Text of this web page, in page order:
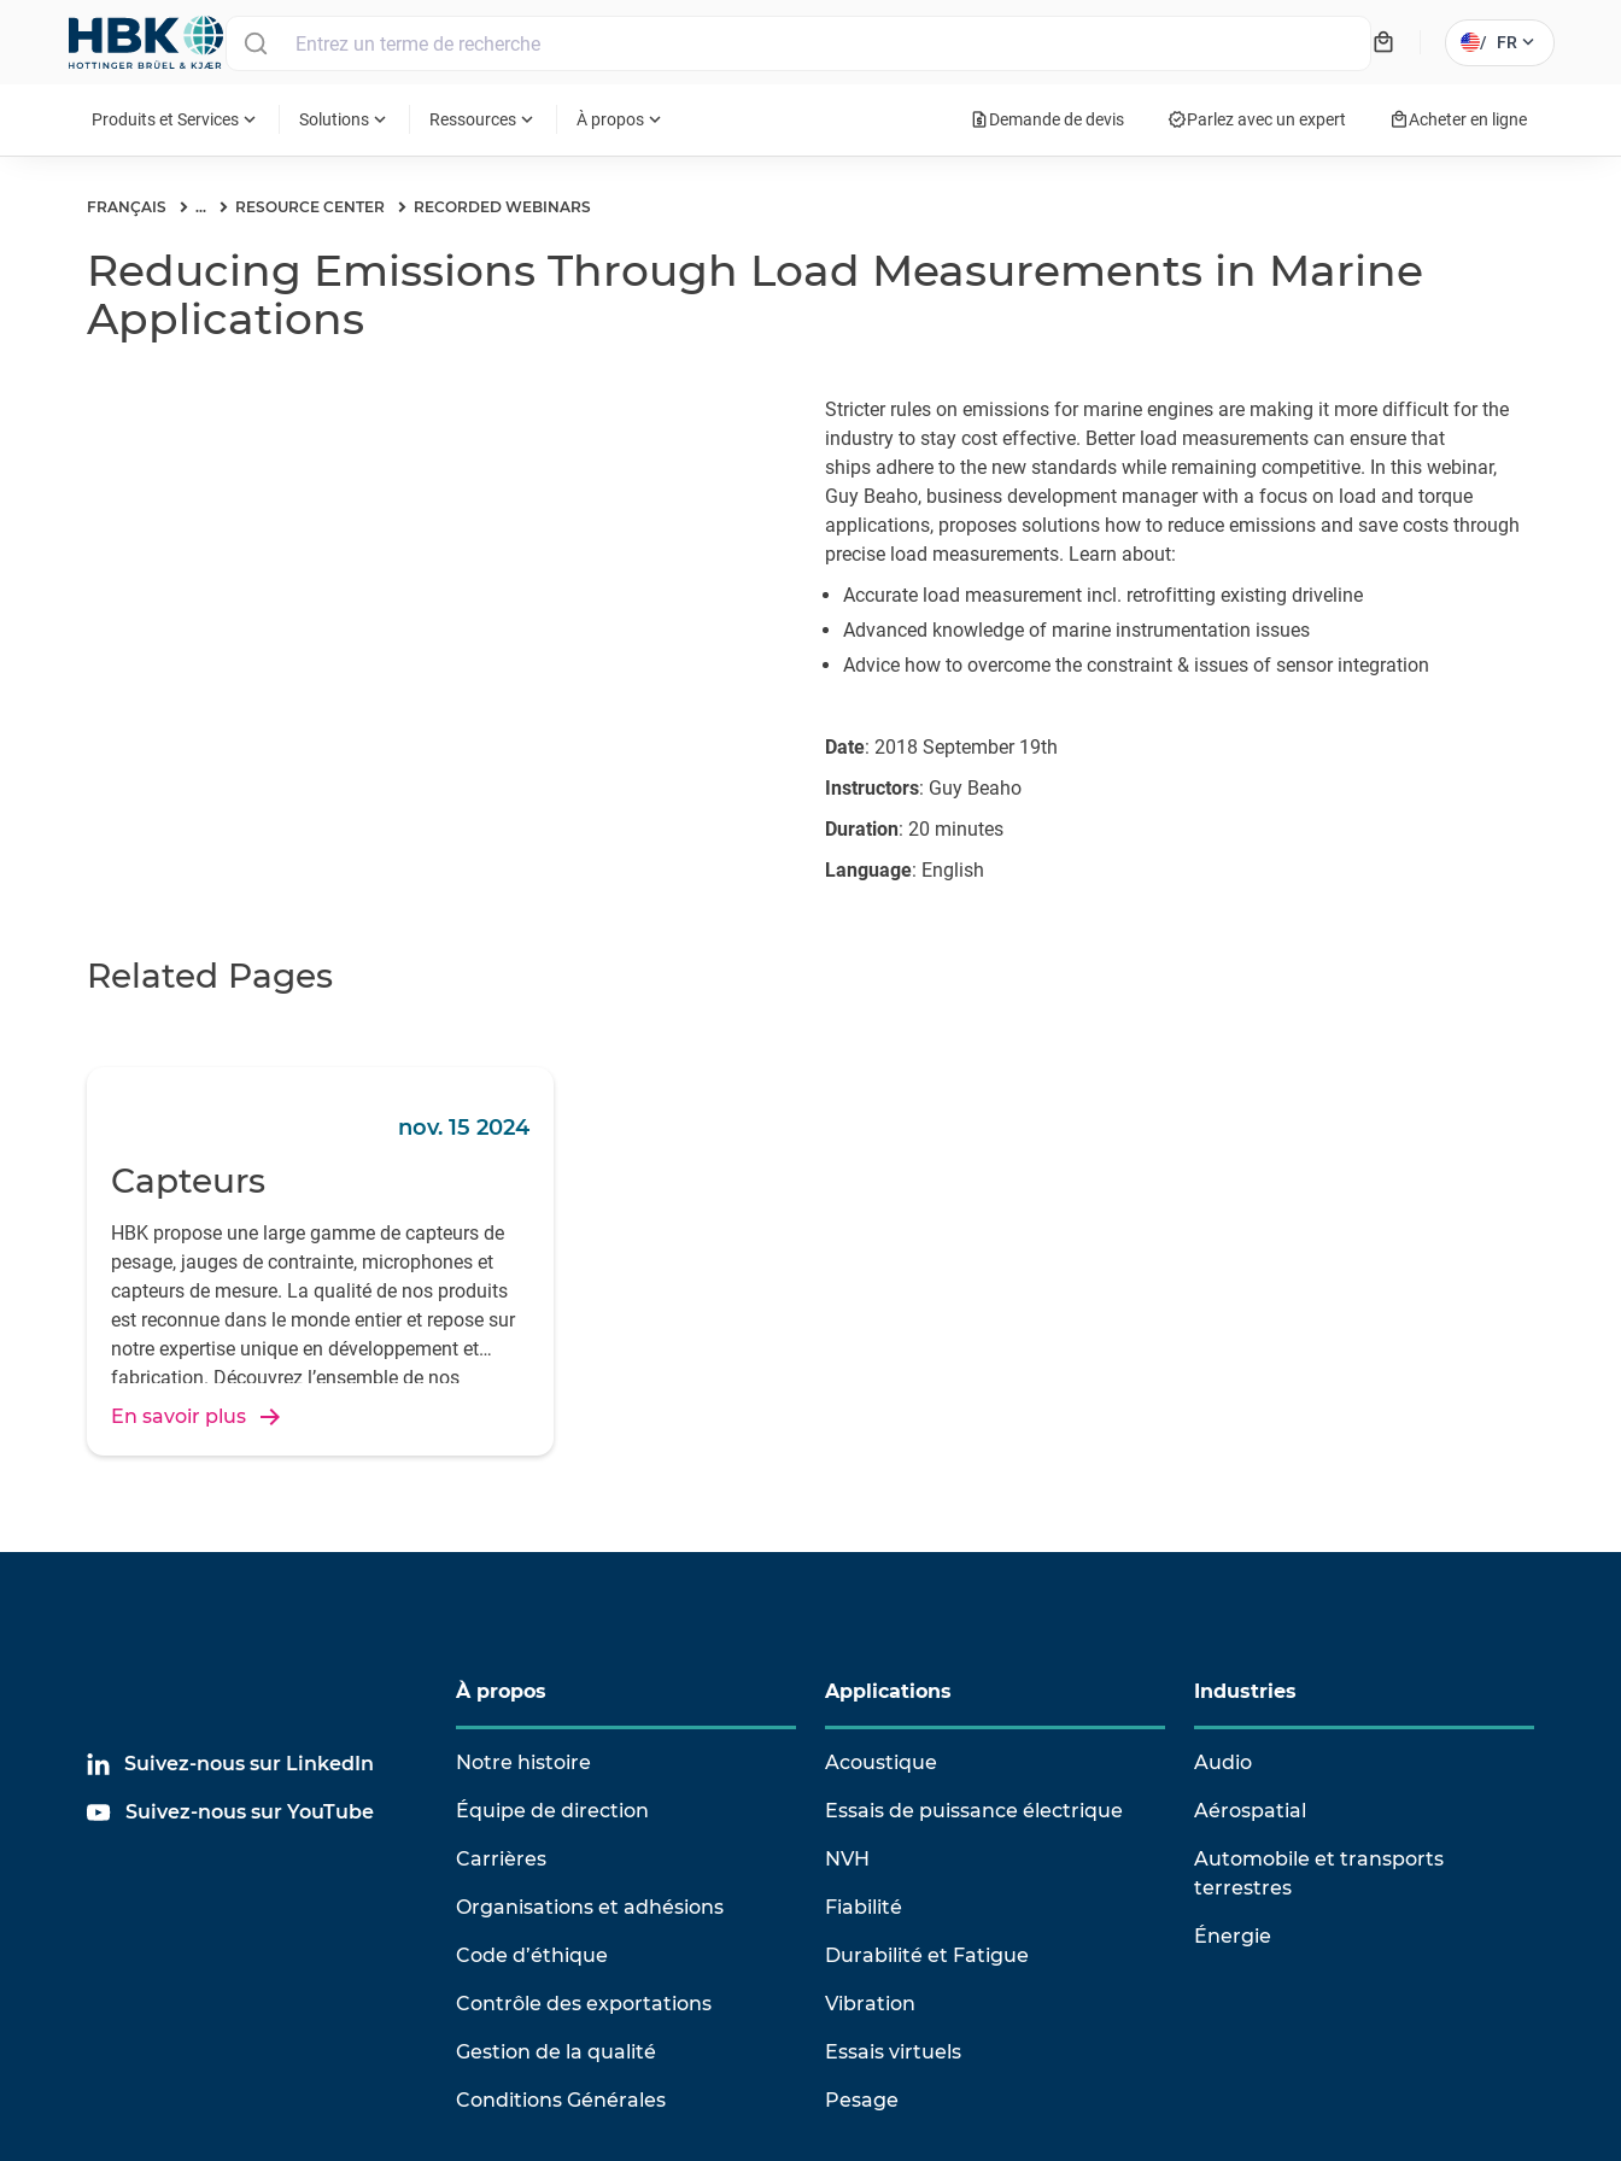
local_mall / FR expand_more
Produits et Services expand_more Solutions expand_more Ressources expand_more À propos expand_more request_quoteDemande de devis verifiedParlez avec un expert local_mallAcheter en ligne
FRANÇAIS ... RESOURCE CENTER RECORDED WEBINARS
Reducing Emissions Through Load Measurements in Marine
Applications
Stricter rules on emissions for marine engines are making it more difficult for the
industry to stay cost effective. Better load measurements can ensure that
ships adhere to the new standards while remaining competitive. In this webinar,
Guy Beaho, business development manager with a focus on load and torque
applications, proposes solutions how to reduce emissions and save costs through
precise load measurements. Learn about:
Accurate load measurement incl. retrofitting existing driveline
Advanced knowledge of marine instrumentation issues
Advice how to overcome the constraint & issues of sensor integration
Date: 2018 September 19th
Instructors: Guy Beaho
Duration: 20 minutes
Language: English
Related Pages
nov. 15 2024
Capteurs
HBK propose une large gamme de capteurs de
pesage, jauges de contrainte, microphones et
capteurs de mesure. La qualité de nos produits
est reconnue dans le monde entier et repose sur
notre expertise unique en développement et
fabrication. Découvrez l’ensemble de nos
solutions de mesure.
En savoir plus
Suivez-nous sur LinkedIn
Suivez-nous sur YouTube
À propos
Notre histoire
Équipe de direction
Carrières
Organisations et adhésions
Code d’éthique
Contrôle des exportations
Gestion de la qualité
Conditions Générales
Applications
Acoustique
Essais de puissance électrique
NVH
Fiabilité
Durabilité et Fatigue
Vibration
Essais virtuels
Pesage
Industries
Audio
Aérospatial
Automobile et transports
terrestres
Énergie